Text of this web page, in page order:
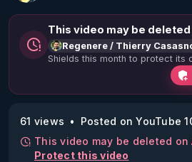
This video may be
Regenere / Thierry
Shields this month to protect its
61 views
Posted on YouTube
This video may be deleted
Protect this video